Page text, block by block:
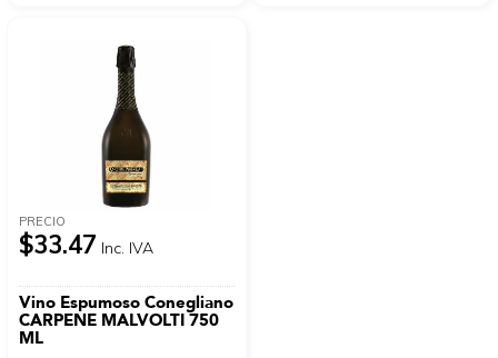
PRECIO
$33.47 Inc. IVA
Vino Espumoso Conegliano
CARPENE MALVOLTI 750
ML